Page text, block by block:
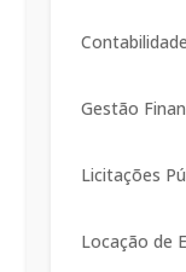
Gestão
Licitações
Locação de